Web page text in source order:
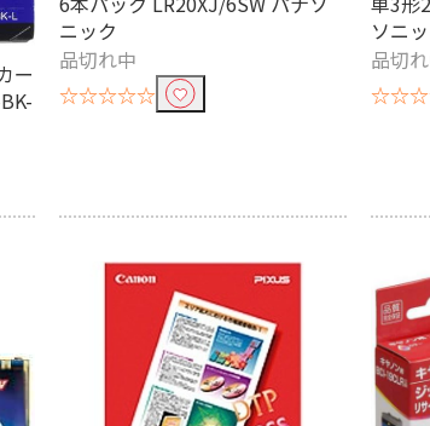
ー
ニック
品切れ中
☆☆☆☆☆
ソニ
品切
条件で絞り込む